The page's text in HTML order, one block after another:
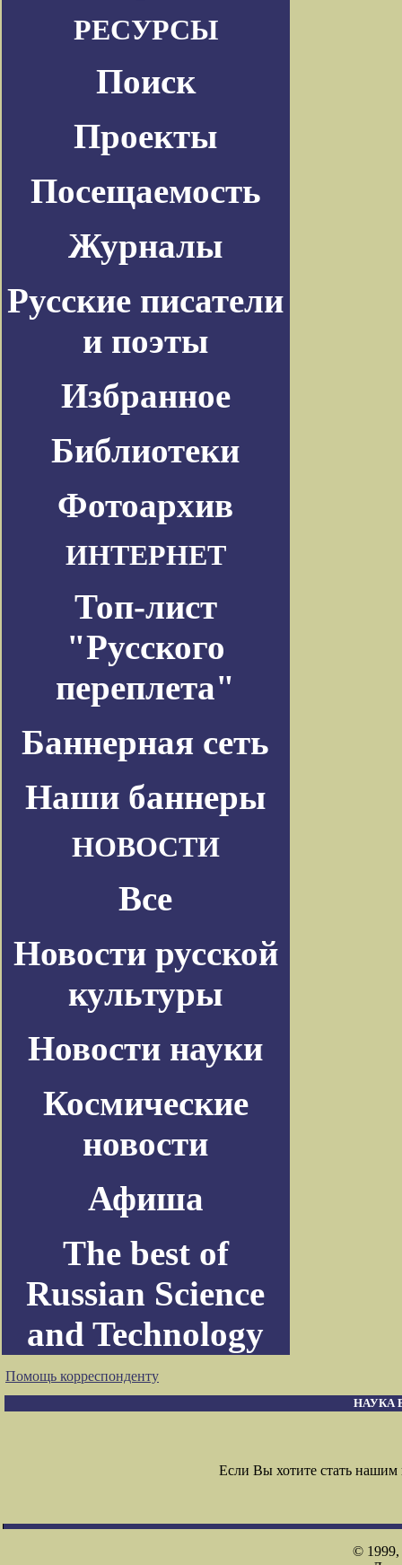
РЕСУРСЫ
Поиск
Проекты
Посещаемость
Журналы
Русские писатели
и поэты
Избранное
Библиотеки
Фотоархив
ИНТЕРНЕТ
Топ-лист
"Русского
переплета"
Баннерная сеть
Наши баннеры
НОВОСТИ
Все
Новости русской
культуры
Новости науки
Космические
новости
Афиша
The best of
Russian Science
and Technology
Помощь корреспонденту
НАУКА
Если Вы хотите стать
© 1999,